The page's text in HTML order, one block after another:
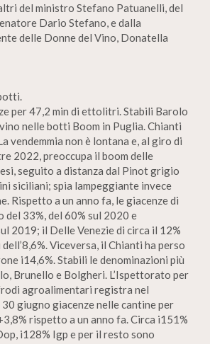
del ministro Stefano Patuanelli, del
Dario Stefano, e dalla
delle Donne del Vino, Donatella
per 47,2 min di ettolitri. Stabili Barolo
nelle botti Boom in Puglia. Chianti
vendemmia non è lontana e, al giro di
2022, preoccupa il boom delle
seguito a distanza dal Pinot grigio
siciliani; spia lampeggiante invece
Rispetto a un anno fa, le giacenze di
del 33%, del 60% sul 2020 e
2019; il Delle Venezie di circa il 12%
Viceversa, il Chianti ha perso
i14,6%. Stabili le denominazioni più
Brunello e Bolgheri. L’Ispettorato per
agroalimentari registra nel
giugno giacenze nelle cantine per
rispetto a un anno fa. Circa i151%
i128% Igp e per il resto sono